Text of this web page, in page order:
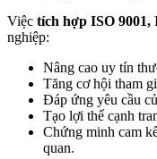
Việc tích hợp ISO 9001,
nghiệp:
Nâng cao uy tín
Tăng cơ hội tham
Đáp ứng yêu cầu
Tạo lợi thế cạnh
Chứng minh cam
quan.